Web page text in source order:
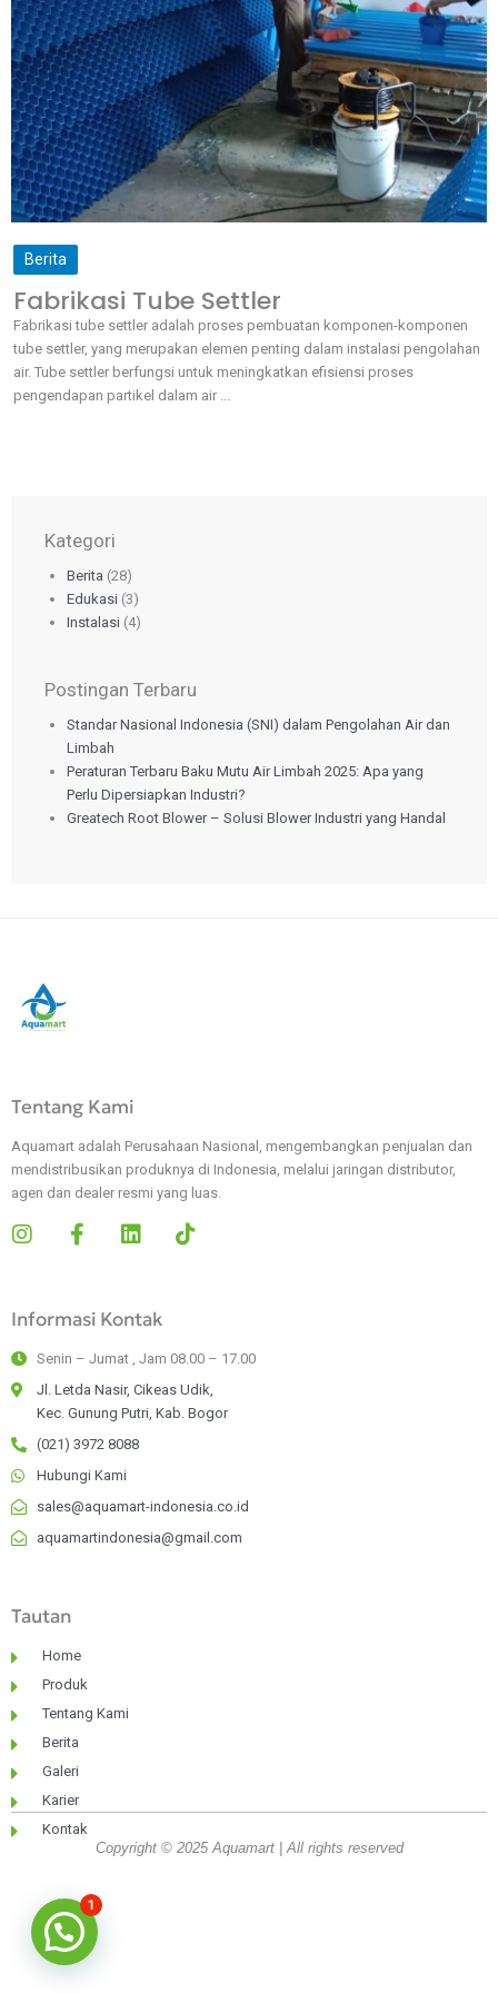
Berita
Fabrikasi Tube Settler
Fabrikasi tube settler adalah proses pembuatan komponen-komponen
tube settler, yang merupakan elemen penting dalam instalasi pengolahan
air. Tube settler berfungsi untuk meningkatkan efisiensi proses
pengendapan partikel dalam air ...
Kategori
Berita (28)
Edukasi (3)
Instalasi (4)
Postingan Terbaru
Standar Nasional Indonesia (SNI) dalam Pengolahan Air dan
Limbah
Peraturan Terbaru Baku Mutu Air Limbah 2025: Apa yang
Perlu Dipersiapkan Industri?
Greatech Root Blower – Solusi Blower Industri yang Handal
Tentang Kami
Aquamart adalah Perusahaan Nasional, mengembangkan penjualan dan
mendistribusikan produknya di Indonesia, melalui jaringan distributor,
agen dan dealer resmi yang luas.
I
a
g
r
a
m
F
b
o
k
-
f
L
e
i
n
T
Informasi Kontak
Senin – Jumat , Jam 08.00 – 17.00
Jl. Letda Nasir, Cikeas Udik,
Kec. Gunung Putri, Kab. Bogor
(021) 3972 8088
Hubungi Kami
sales@aquamart-indonesia.co.id
aquamartindonesia@gmail.com
Tautan
Home
Produk
Tentang Kami
Berita
Galeri
Karier
Kontak
Copyright © 2025 Aquamart | All rights reserved
1